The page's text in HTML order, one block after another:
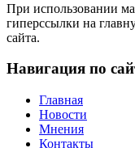
При использовании
гиперссылки на
сайта.
Навигация по
Главная
Новости
Мнения
Контакты